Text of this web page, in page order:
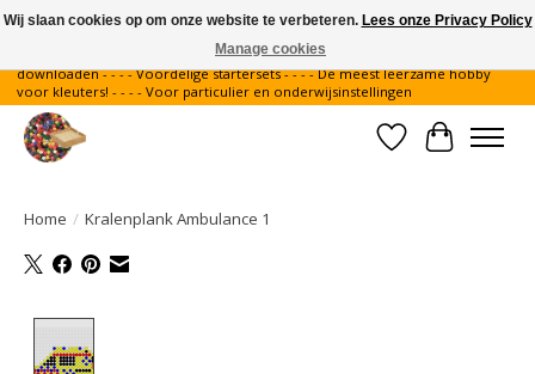
Gratis verzending binnen Nederland - - - - Legvoorbeelden gratis te
downloaden - - - - Voordelige startersets - - - - De meest leerzame hobby
voor kleuters! - - - - Voor particulier en onderwijsinstellingen
Verlanglijst
Home / Kralenplank Ambulance 1
Wij slaan cookies op om onze website te verbeteren. Lees onze Privacy Policy
Manage cookies